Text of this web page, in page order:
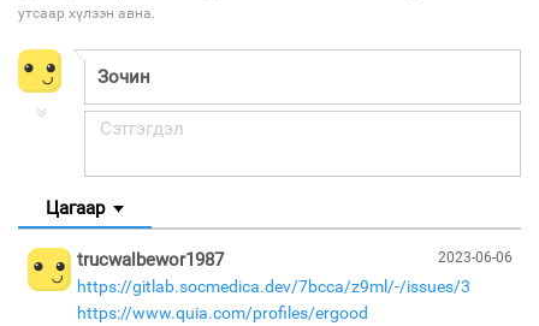
утсаар хүлээн авна.
Цагаар
2023-06-06
trucwalbewor1987
https://gitlab.socmedica.dev/7bcca/z9ml/-/issues/3
https://www.quia.com/profiles/ergood